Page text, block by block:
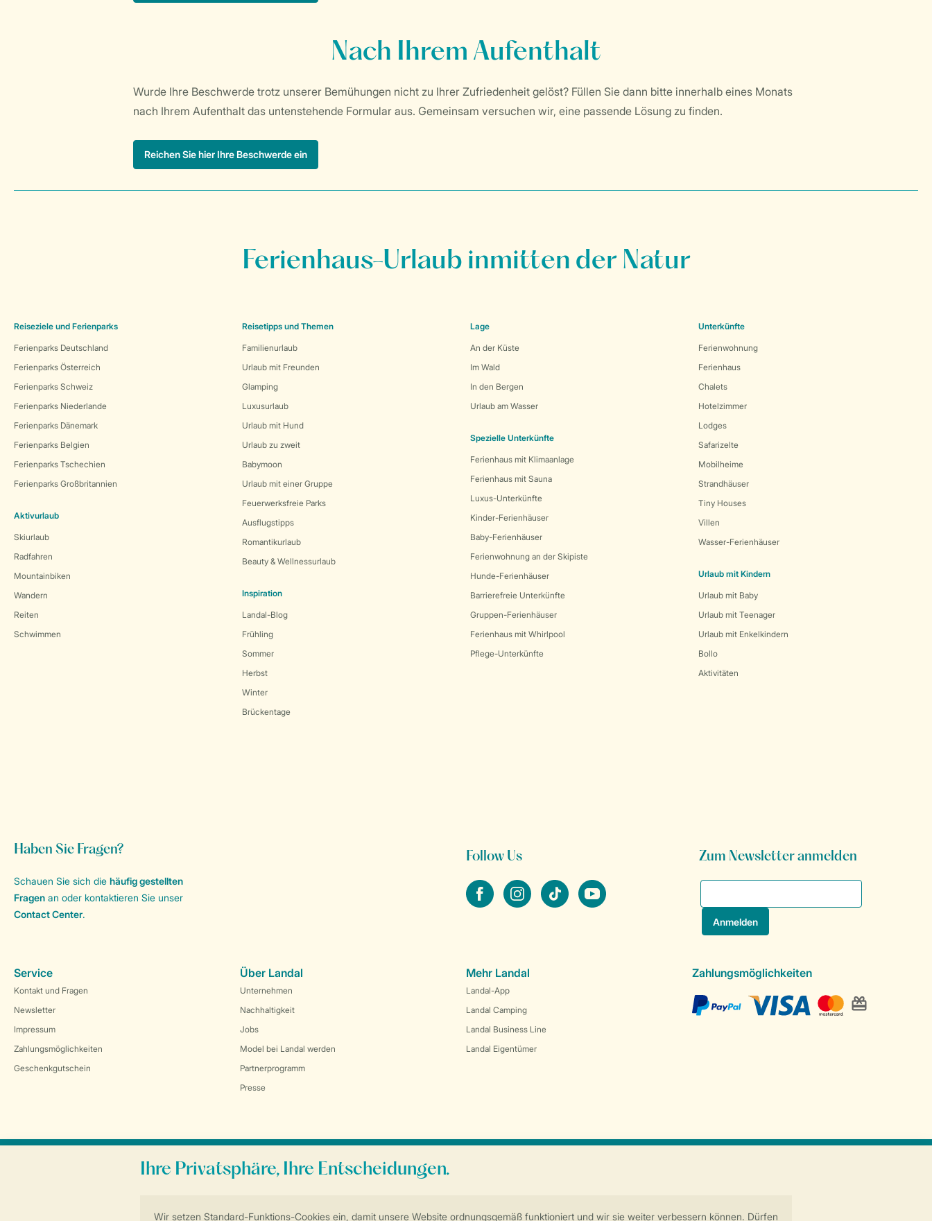
Nach Ihrem Aufenthalt
Wurde Ihre Beschwerde trotz unserer Bemühungen nicht zu Ihrer Zufriedenheit gelöst? Füllen Sie dann bitte innerhalb eines Monats
nach Ihrem Aufenthalt das untenstehende Formular aus. Gemeinsam versuchen wir, eine passende Lösung zu finden.
Sicherstellung Deiner Privatsphäre
Sicher und schnell zur Online-Buchung
Ferienhaus-Urlaub inmitten der Natur
Reiseziele und Ferienparks
Ferienparks Deutschland
Ferienparks Österreich
Ferienparks Schweiz
Ferienparks Niederlande
Ferienparks Dänemark
Ferienparks Belgien
Ferienparks Tschechien
Ferienparks Großbritannien
Aktivurlaub
Skiurlaub
Radfahren
Mountainbiken
Wandern
Reiten
Schwimmen
Reisetipps und Themen
Familienurlaub
Urlaub mit Freunden
Glamping
Luxusurlaub
Urlaub mit Hund
Urlaub zu zweit
Babymoon
Urlaub mit einer Gruppe
Feuerwerksfreie Parks
Ausflugstipps
Romantikurlaub
Beauty & Wellnessurlaub
Inspiration
Landal-Blog
Frühling
Sommer
Herbst
Winter
Brückentage
Lage
An der Küste
Im Wald
In den Bergen
Urlaub am Wasser
Spezielle Unterkünfte
Ferienhaus mit Klimaanlage
Ferienhaus mit Sauna
Luxus-Unterkünfte
Kinder-Ferienhäuser
Baby-Ferienhäuser
Ferienwohnung an der Skipiste
Hunde-Ferienhäuser
Barrierefreie Unterkünfte
Gruppen-Ferienhäuser
Ferienhaus mit Whirlpool
Pflege-Unterkünfte
Unterkünfte
Ferienwohnung
Ferienhaus
Chalets
Hotelzimmer
Lodges
Safarizelte
Mobilheime
Strandhäuser
Tiny Houses
Villen
Wasser-Ferienhäuser
Urlaub mit Kindern
Urlaub mit Baby
Urlaub mit Teenager
Urlaub mit Enkelkindern
Bollo
Aktivitäten
Haben Sie Fragen?
Schauen Sie sich die häufig gestellten
Fragen an oder kontaktieren Sie unser
Contact Center.
Follow Us
facebookinstagramtiktok youtube
Zum Newsletter anmelden
Service
Kontakt und Fragen
Newsletter
Impressum
Zahlungsmöglichkeiten
Geschenkgutschein
Über Landal
Unternehmen
Nachhaltigkeit
Jobs
Model bei Landal werden
Partnerprogramm
Presse
Mehr Landal
Landal-App
Landal Camping
Landal Business Line
Landal Eigentümer
Zahlungsmöglichkeiten